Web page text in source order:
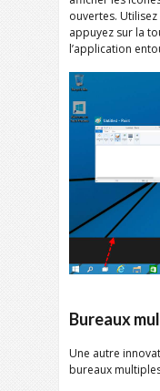
ouvertes.
appuyez sur la
l’application
Bureaux
Une autre
bureaux